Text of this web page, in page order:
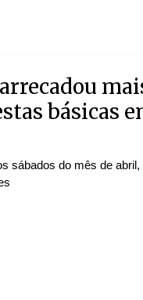
básicas
sábados do mês de